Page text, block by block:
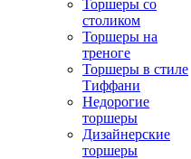
Торшеры со
столиком
Торшеры на
треноге
Торшеры в стиле
Тиффани
Недорогие
торшеры
Дизайнерские
торшеры